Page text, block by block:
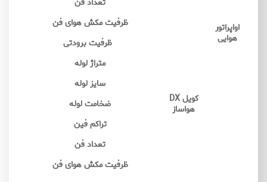
اواپراتور
هوایی
ظرفیت مکش هوای فن
کویل DX
هواساز
ظرفیت برودتی
متراژ لوله
سایز لوله
ضخامت لوله
تراکم فین
تعداد فن
ظرفیت مکش هوای فن